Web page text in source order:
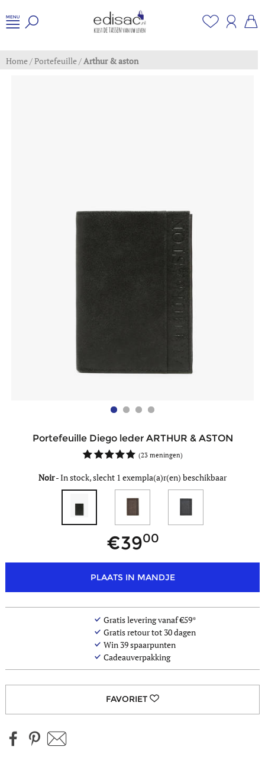
Home/Portefeuille/Arthur & aston
Portefeuille Diego leder ARTHUR & ASTON
(23 meningen)
Noir-In stock, slecht 1 exempla(a)r(en) beschikbaar
3900
PLAATS IN MANDJE
Gratis levering vanaf €59*
Gratis retour tot 30 dagen
Win 39spaarpunten
Cadeauverpakking